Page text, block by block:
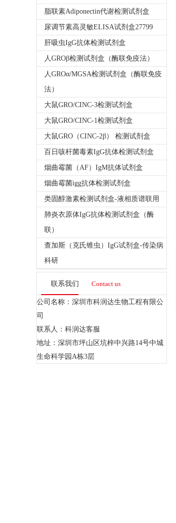
脂联素Adiponectin代谢检测试剂盒
尿调节素高灵敏ELISA试剂盒27799
肝吸虫IgG抗体检测试剂盒
人GROβ检测试剂盒（酶联免疫法）
人GROα/MGSA检测试剂盒（酶联免疫
法）
大鼠GRO/CINC-3检测试剂盒
大鼠GRO/CINC-1检测试剂盒
大鼠GRO（CINC-2β） 检测试剂盒
百日咳杆菌毒素IgG抗体检测试剂盒
烟曲霉菌（AF）IgM抗体试剂盒
烟曲霉菌igg抗体检测试剂盒
类固醇激素检测试剂盒-液相质谱联用
肺炎衣原体IgG抗体检测试剂盒（酶
联）
查加斯（克氏锥虫）IgG试剂盒-传染病
科研
联系我们 Contact us
公司名称：深圳市科润达生物工程有限公
司
联系人：科润达客服
地址：深圳市坪山区坑梓中兴路14号中城
生命科学园A栋3层